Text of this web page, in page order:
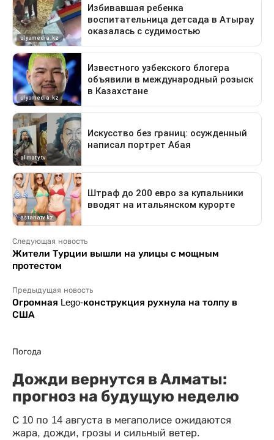
Следующая новость
Жители Турции вышли на улицы с мощным
протестом
Предыдущая новость
Огромная Lego-конструкция рухнула на толпу в
США
Погода
Дожди вернутся в Алматы:
прогноз на будущую неделю
С 10 по 14 августа в мегаполисе ожидаются
жара, дожди, грозы и сильный ветер.